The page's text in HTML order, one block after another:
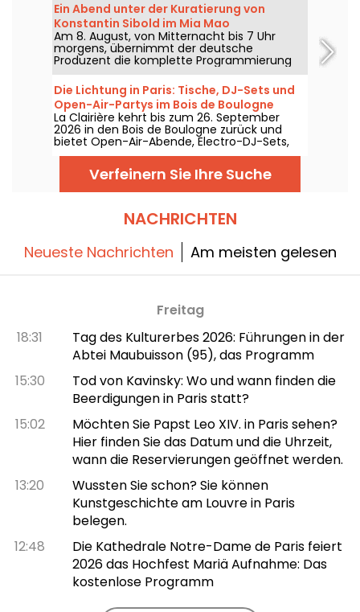
Auszeit, um den Urlaubsgeist weiterzutragen
– die Füße beinahe im Wasser, bevor der
Alltag zurückkehrt.
Ein Abend unter der Kuratierung von
Konstantin Sibold im Mia Mao
Am 8. August, von Mitternacht bis 7 Uhr
morgens, übernimmt der deutsche
Produzent die komplette Programmierung
im Mia Mao, umgeben von Hardt Antoine
und EG, für einen Abend, der die melodische
House-Szene, Techno und ihre
Grenzbereiche durchquert.
Die Lichtung in Paris: Tische, DJ-Sets und
Open-Air-Partys im Bois de Boulogne
La Clairière kehrt bis zum 26. September
2026 in den Bois de Boulogne zurück und
bietet Open-Air-Abende, Electro-DJ-Sets,
Foodtrucks, eine Chill-Zone sowie
reservierbare Tische. Gelegen im Domaine
de Longchamp empfängt dieser Pariser
Outdoor-Club freitags und samstags Abend
über den ganzen Sommer hinweg.
Verfeinern Sie Ihre Suche
NACHRICHTEN
Neueste Nachrichten Am meisten gelesen
Freitag
18:31
Tag des Kulturerbes 2026: Führungen in der
Abtei Maubuisson (95), das Programm
15:30
Tod von Kavinsky: Wo und wann finden die
Beerdigungen in Paris statt?
15:02
Möchten Sie Papst Leo XIV. in Paris sehen?
Hier finden Sie das Datum und die Uhrzeit,
wann die Reservierungen geöffnet werden.
13:20
Wussten Sie schon? Sie können
Kunstgeschichte am Louvre in Paris
belegen.
12:48
Die Kathedrale Notre-Dame de Paris feiert
2026 das Hochfest Mariä Aufnahme: Das
kostenlose Programm